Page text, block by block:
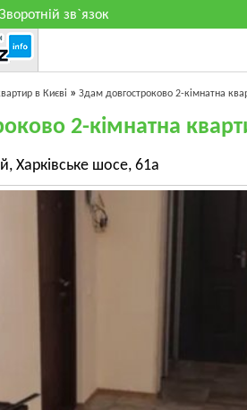
Зворотній зв`язок
в Києві » Здам довгостроково 2-кімнатна
2-кімнатна
Харківське шосе, 61а